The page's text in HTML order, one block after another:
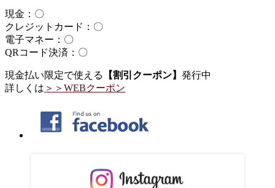
現金：〇
クレジットカード：〇
電子マネー：〇
QRコード決済：〇
現金払い限定で使える 【割引クーポン】 発行中
詳しくは ＞＞WEBクーポン